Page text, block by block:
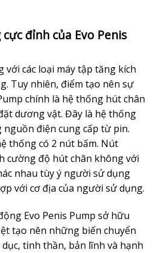
đỉnh của Evo Penis
với các loại máy tập tăng kích
Tuy nhiên, điểm tạo nên sự
chính là hệ thống hút chân
dương vật. Đây là hệ thống
điện cung cấp từ pin.
thống có 2 nút bấm. Nút
cường độ hút chân không với
nhau tùy ý người sử dụng
với cơ địa của người sử dụng.
Evo Penis Pump sở hữu
tạo nên những biến chuyển
tinh thần, bản lĩnh và hạnh